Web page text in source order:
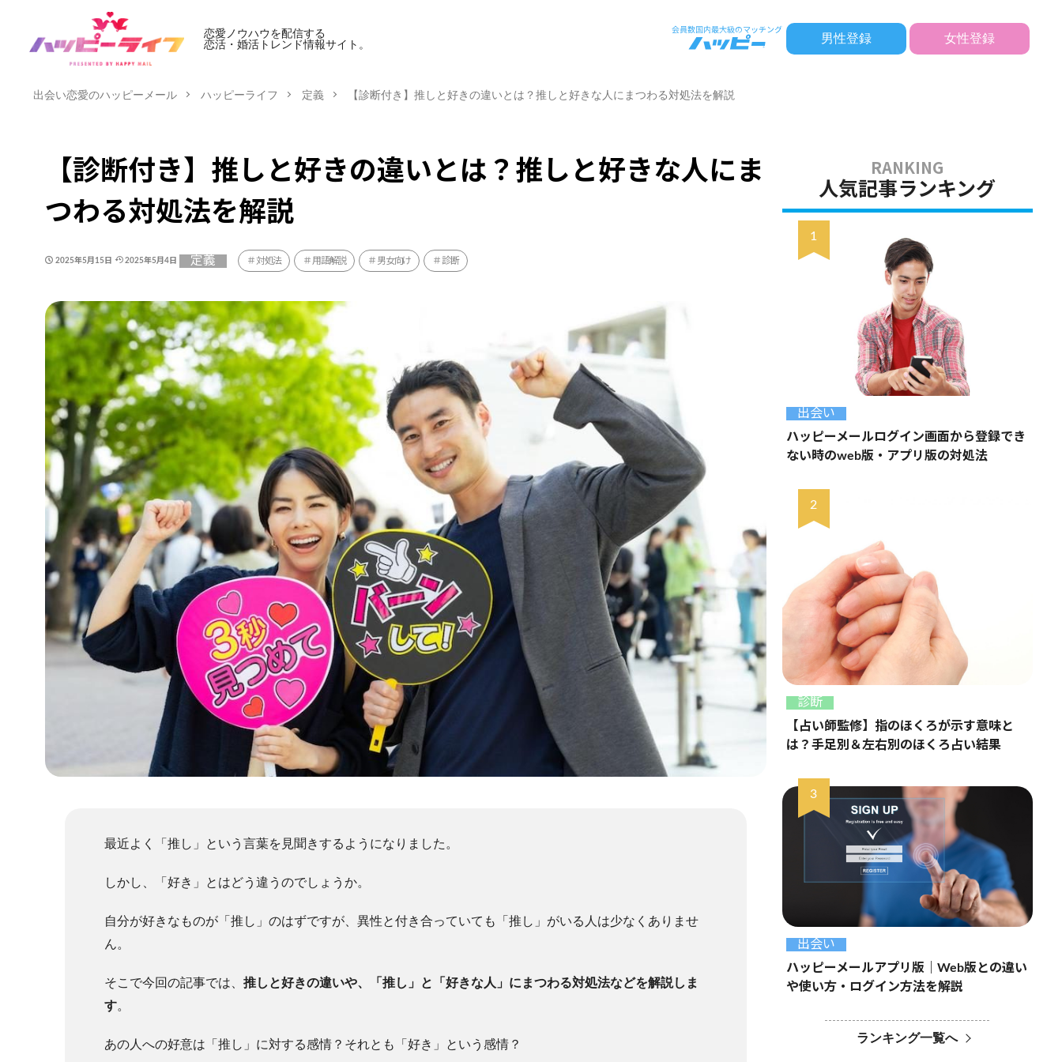
恋愛ノウハウを配信する
恋活・婚活トレンド情報サイト。
男性登録 女性登録
出会い恋愛のハッピーメール ハッピーライフ 定義 【診断付き】推しと好きの違いとは？推しと好きな人にまつわる対処法を解説
【診断付き】推しと好きの違いとは？推しと好きな人にま
つわる対処法を解説
2025年5月15日 2025年5月4日 定義 対処法 用語解説 男女向け 診断
最近よく「推し」という言葉を見聞きするようになりました。
しかし、「好き」とはどう違うのでしょうか。
自分が好きなものが「推し」のはずですが、異性と付き合っていても「推し」がいる人は少なくありませ
ん。
そこで今回の記事では、 推しと好きの違いや、「推し」と「好きな人」にまつわる対処法などを解説しま
す。
あの人への好意は「推し」に対する感情？それとも「好き」という感情？
人気記事ランキング
出会い
ハッピーメールログイン画面から登録でき
ない時のweb版・アプリ版の対処法
診断
【占い師監修】指のほくろが示す意味と
は？手足別＆左右別のほくろ占い結果
出会い
ハッピーメールアプリ版｜Web版との違い
や使い方・ログイン方法を解説
ランキング一覧へ